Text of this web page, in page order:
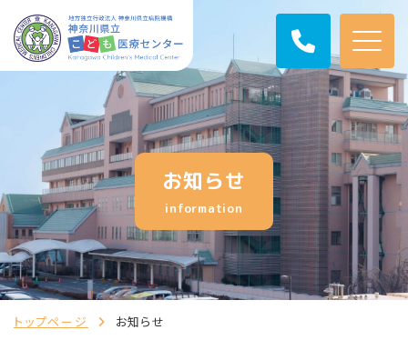
お知らせ
information
トップページ お知らせ